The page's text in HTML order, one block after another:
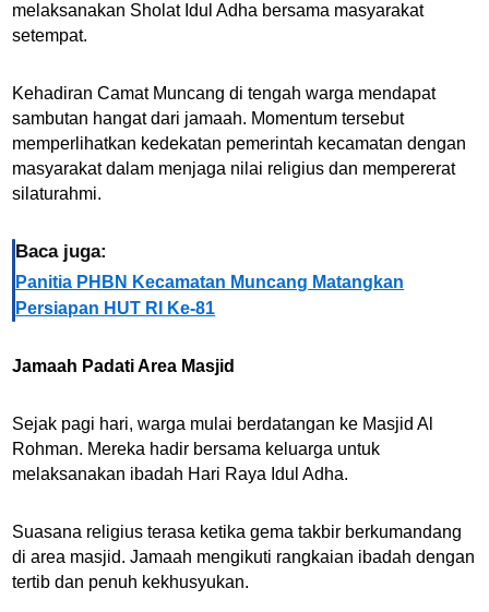
melaksanakan Sholat Idul Adha bersama masyarakat
setempat.
Kehadiran Camat Muncang di tengah warga mendapat
sambutan hangat dari jamaah. Momentum tersebut
memperlihatkan kedekatan pemerintah kecamatan dengan
masyarakat dalam menjaga nilai religius dan mempererat
silaturahmi.
Baca juga:
Panitia PHBN Kecamatan Muncang Matangkan
Persiapan HUT RI Ke-81
Jamaah Padati Area Masjid
Sejak pagi hari, warga mulai berdatangan ke Masjid Al
Rohman. Mereka hadir bersama keluarga untuk
melaksanakan ibadah Hari Raya Idul Adha.
Suasana religius terasa ketika gema takbir berkumandang
di area masjid. Jamaah mengikuti rangkaian ibadah dengan
tertib dan penuh kekhusyukan.